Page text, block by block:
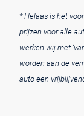
* Helaas is het
prijzen voor alle
werken wij met
worden aan de
auto een